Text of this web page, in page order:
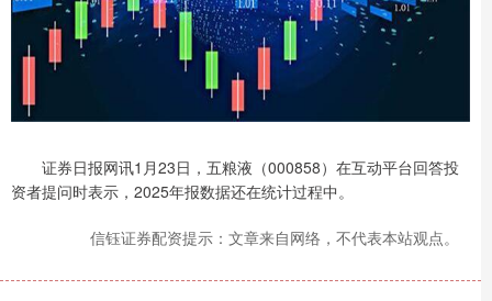
证券日报网讯1月23日，五粮液（000858）在互动平台回答投
资者提问时表示，2025年报数据还在统计过程中。
信钰证券配资提示：文章来自网络，不代表本站观点。